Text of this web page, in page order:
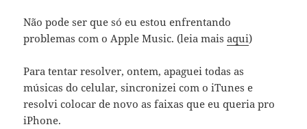
Não pode ser que só eu estou enfrentando
problemas com o Apple Music. (leia maisaqui)
Para tentar resolver, ontem, apaguei todas as
músicas do celular, sincronizei com o iTunes e
resolvi colocar de novo as faixas que eu queria pro
iPhone.